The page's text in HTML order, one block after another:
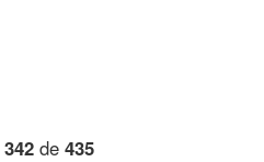
342de 435